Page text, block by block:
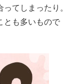
てしまったり。
とも多いもので